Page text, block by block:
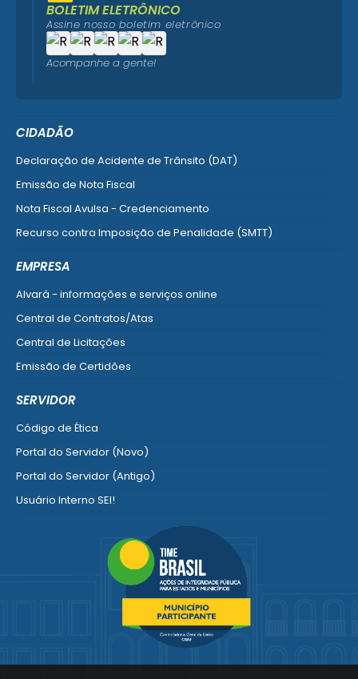
CIDADÃO
Declaração de Acidente de Trânsito (DAT)
Emissão de Nota Fiscal
Nota Fiscal Avulsa - Credenciamento
Recurso contra Imposição de Penalidade (SMTT)
EMPRESA
Alvará - informações e serviços online
Central de Contratos/Atas
Central de Licitações
Emissão de Certidões
SERVIDOR
Código de Ética
Portal do Servidor (Novo)
Portal do Servidor (Antigo)
Usuário Interno SEI!
Portal do Segurado
Manual de Gestão Patrimonial
Ver mais serviços para o Servidor
BOLETIM ELETRÔNICO
Assine nosso boletim eletrônico
Acompanhe a gente!